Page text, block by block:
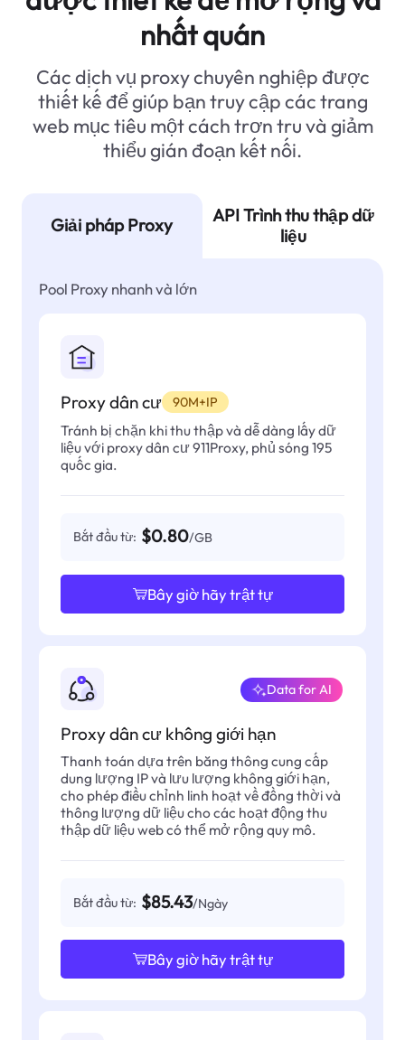
nhất quán
Các dịch vụ proxy chuyên nghiệp được
thiết kế để giúp bạn truy cập các trang
web mục tiêu một cách trơn tru và giảm
thiểu gián đoạn kết nối.
Giải pháp Proxy
API Trình thu thập dữ
liệu
Pool Proxy nhanh và lớn
Proxy dân cư 90M+IP
Tránh bị chặn khi thu thập và dễ dàng lấy dữ
liệu với proxy dân cư 911Proxy, phủ sóng 195
quốc gia.
Bắt đầu từ: $0.80/GB
Bây giờ hãy trật tự
Proxy dân cư không giới hạn
Data for AI
Thanh toán dựa trên băng thông cung cấp
dung lượng IP và lưu lượng không giới hạn,
cho phép điều chỉnh linh hoạt về đồng thời và
thông lượng dữ liệu cho các hoạt động thu
thập dữ liệu web có thể mở rộng quy mô.
Bắt đầu từ: $85.43/Ngày
Bây giờ hãy trật tự